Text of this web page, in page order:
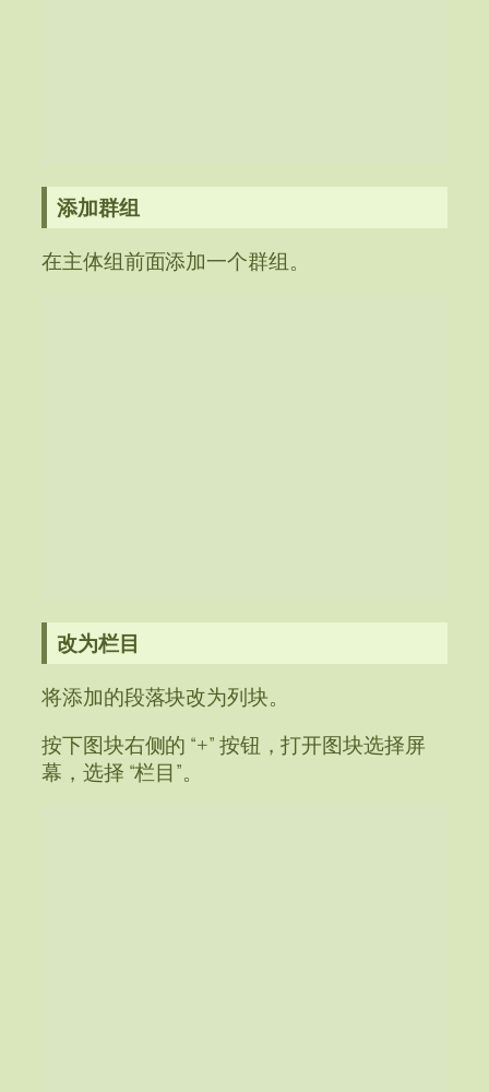
添加群组
在主体组前面添加一个群组。
改为栏目
将添加的段落块改为列块。
按下图块右侧的 “+” 按钮，打开图块选择屏
幕，选择 “栏目”。